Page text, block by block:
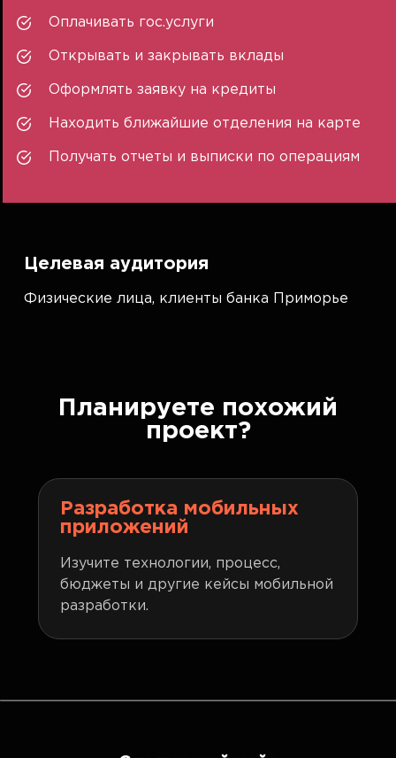
Оплачивать гос.услуги
Открывать и закрывать вклады
Оформлять заявку на кредиты
Находить ближайшие отделения на карте
Получать отчеты и выписки по операциям
Целевая аудитория
Физические лица, клиенты банка Приморье
Планируете похожий
проект?
Разработка мобильных
приложений
Изучите технологии, процесс,
бюджеты и другие кейсы мобильной
разработки.